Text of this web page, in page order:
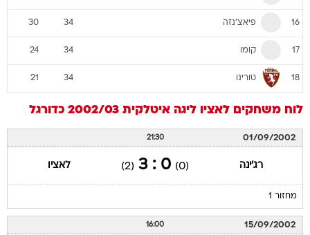
16 פיאצ'נזה 34
30
17 קומו 34
24
18 טורינו 34
21
לוח משחקים לאציו ליגה איטלקית 2002/03 כדורגל
01/09/2002
21:30
רג'ינה (0)
0 : 3
(2) לאציו
מחזור 1
15/09/2002
16:00